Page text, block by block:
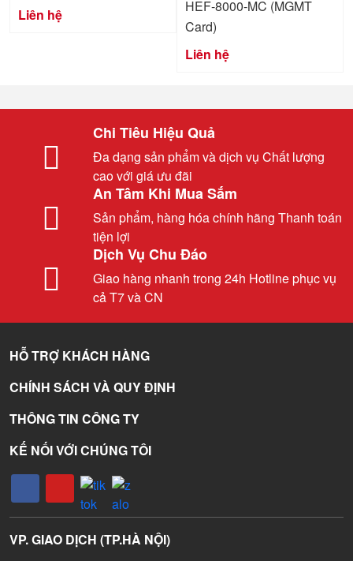
Liên hệ
HEF-8000-MC (MGMT
Card)
Liên hệ
Chi Tiêu Hiệu Quả
Đa dạng sản phẩm và dịch vụ Chất lượng
cao với giá ưu đãi
An Tâm Khi Mua Sắm
Sản phẩm, hàng hóa chính hãng Thanh toán
tiện lợi
Dịch Vụ Chu Đáo
Giao hàng nhanh trong 24h Hotline phục vụ
cả T7 và CN
HỖ TRỢ KHÁCH HÀNG
CHÍNH SÁCH VÀ QUY ĐỊNH
THÔNG TIN CÔNG TY
KẾ NỐI VỚI CHÚNG TÔI
VP. GIAO DỊCH (TP.HÀ NỘI)